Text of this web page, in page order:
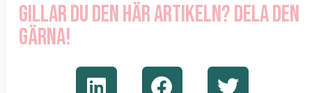
Gillar du den här artikeln? Dela den
gärna!